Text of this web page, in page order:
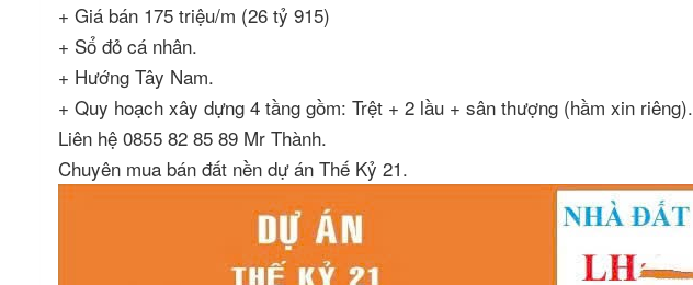
+ Giá bán 175 triệu/m (26 tỷ 915)
+ Sổ đỏ cá nhân.
+ Hướng Tây Nam.
+ Quy hoạch xây dựng 4 tầng gồm: Trệt + 2 lầu + sân thượng (hầm xin riêng).
Liên hệ 0855 82 85 89 Mr Thành.
Chuyên mua bán đất nền dự án Thế Kỷ 21.